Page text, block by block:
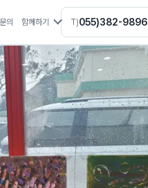
문의 함께하기 T)055)382-9896